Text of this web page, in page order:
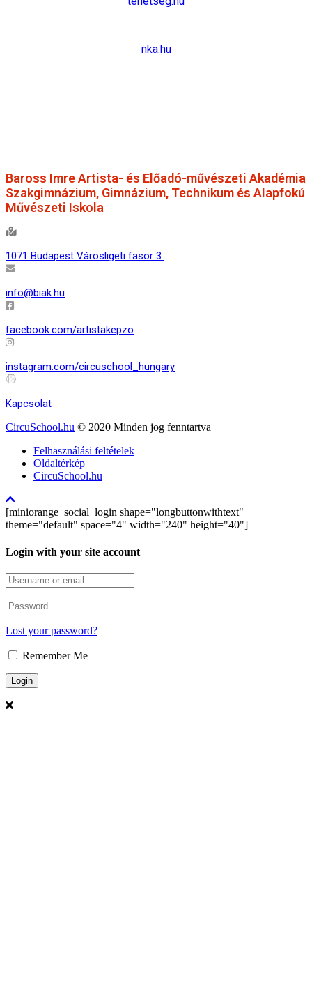
nka.hu
Baross Imre Artista- és Előadó-művészeti Akadémia
Szakgimnázium, Gimnázium, Technikum és Alapfokú
Művészeti Iskola
1071 Budapest Városligeti fasor 3.
info@biak.hu
facebook.com/artistakepzo
instagram.com/circuschool_hungary
Kapcsolat
CircuSchool.hu © 2020 Minden jog fenntartva
Felhasználási feltételek
Oldaltérkép
CircuSchool.hu
[miniorange_social_login shape="longbuttonwithtext"
theme="default" space="4" width="240" height="40"]
Login with your site account
Lost your password?
Remember Me